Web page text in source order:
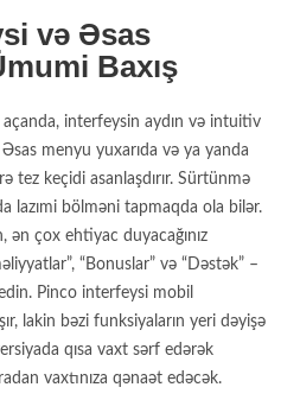
və Əsas
Baxış
açanda, interfeysin aydın və intuitiv
menyu yuxarıda və ya yanda
tez keçidi asanlaşdırır. Sürtünmə
lazımi bölməni tapmaqda ola bilər.
ən çox ehtiyac duyacağınız
“Bonuslar” və “Dəstək” –
Pinco interfeysi mobil
lakin bəzi funksiyaların yeri dəyişə
qısa vaxt sərf edərək
vaxtınıza qənaət edəcək.